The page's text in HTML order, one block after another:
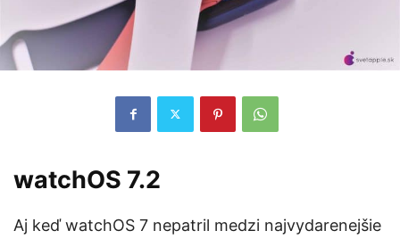
watchOS 7.2
Aj keď watchOS 7 nepatril medzi najvydarenejšie